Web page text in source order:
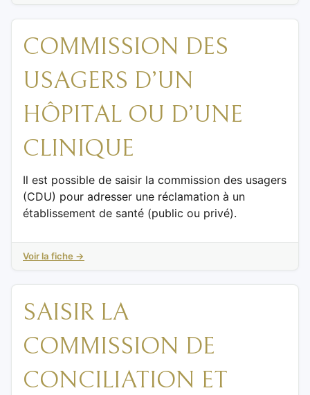
COMMISSION DES
USAGERS D’UN
HÔPITAL OU D’UNE
CLINIQUE
Il est possible de saisir la commission des usagers
(CDU) pour adresser une réclamation à un
établissement de santé (public ou privé).
Voir la fiche →
SAISIR LA
COMMISSION DE
CONCILIATION ET